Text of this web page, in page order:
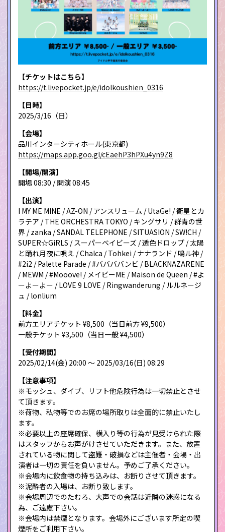
【チケットはこちら】
https://t.livepocket.jp/e/idolkoushien_0316
【日時】
2025/3/16（日）
【会場】
品川インターシティホール(東京都)
https://maps.app.goo.gl/cEaehP3hPXu4yn9Z8
【開場/開演】
開場 08:30 / 開演 08:45
【出演】
I MY ME MINE / AZ-ON / アンスリューム / UtaGe! / 衛星とカ
ラテア / THE ORCHESTRA TOKYO / キングサリ / 群青の世
界 / zanka / SANDAL TELEPHONE / SITUASION / SW!CH /
SUPER☆GiRLS / スーパーベイビーズ / 透色ドロップ / 太陽
と踊れ月夜に唄え / Chalca / Tohkei / ナナランド / 鳴ル神 /
#2i2 / Palette Parade / #ババババンビ / BLACKNAZARENE
/ MEWM / #Mooove! / メイビーME / Maison de Queen / #よ
ーよーよー / LOVE 9 LOVE / Ringwanderung / ルルネージ
ュ / lonlium
【料金】
前方エリアチケット ¥8,500（当日前方 ¥9,500）
一般チケット ¥3,500（当日一般 ¥4,500）
【受付期間】
2025/02/14(金) 20:00 〜 2025/03/16(日) 08:29
【注意事項】
※モッシュ、ダイブ、リフト他危険行為は一切禁止とさせ
て頂きます。
※荷物、私物等でのお席の場所取りは全面的に禁止いたし
ます。
※必要以上の座席確保、横入り等の行為が見受けられた際
はスタッフからお声がけさせていただきます。また、放置
されている物に関して盗難・破損などは主催者・会場・出
演者は一切の責任を負いません。予めご了承ください。
※会場内に飲食物の持ち込みは、お断りさせて頂きます。
※泥酔者の入場は、お断り致します。
※会場周辺でのたむろ、大声での会話は近隣の迷惑になる
為、ご遠慮下さい。
※会場内は禁煙となります。会場外にございます所定の喫
煙所をご利用下さい。